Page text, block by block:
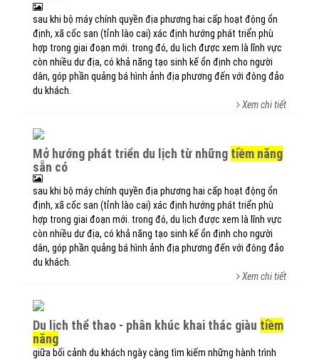
sau khi bộ máy chính quyền địa phương hai cấp hoạt động ổn
định, xã cốc san (tỉnh lào cai) xác định hướng phát triển phù
hợp trong giai đoạn mới. trong đó, du lịch được xem là lĩnh vực
còn nhiều dư địa, có khả năng tạo sinh kế ổn định cho người
dân, góp phần quảng bá hình ảnh địa phương đến với đông đảo
du khách.
Xem chi tiết
mở hướng phát triển du lịch từ những tiềm năng
sẵn có
sau khi bộ máy chính quyền địa phương hai cấp hoạt động ổn
định, xã cốc san (tỉnh lào cai) xác định hướng phát triển phù
hợp trong giai đoạn mới. trong đó, du lịch được xem là lĩnh vực
còn nhiều dư địa, có khả năng tạo sinh kế ổn định cho người
dân, góp phần quảng bá hình ảnh địa phương đến với đông đảo
du khách.
Xem chi tiết
du lịch thể thao - phân khúc khai thác giàu tiềm
năng
giữa bối cảnh du khách ngày càng tìm kiếm những hành trình